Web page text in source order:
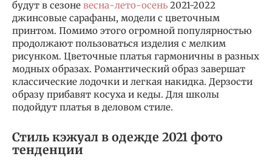
будут в сезоне весна-лето-осень 2021-2022
джинсовые сарафаны, модели с цветочным
принтом. Помимо этого огромной популярностью
продолжают пользоваться изделия с мелким
рисунком. Цветочные платья гармоничны в разных
модных образах. Романтический образ завершат
классические лодочки и легкая накидка. Дерзости
образу прибавят косуха и кеды. Для школы
подойдут платья в деловом стиле.
Стиль кэжуал в одежде 2021 фото
тенденции